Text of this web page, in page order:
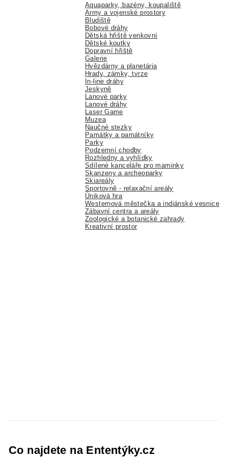
Aquaparky, bazény, koupaliště
Army a vojenské prostory
Bludiště
Bobové dráhy
Dětská hřiště venkovní
Dětské koutky
Dopravní hřiště
Galerie
Hvězdárny a planetária
Hrady, zámky, tvrze
In-line dráhy
Jeskyně
Lanové parky
Lanové dráhy
Laser Game
Muzea
Naučné stezky
Památky a památníky
Parky
Podzemní chodby
Rozhledny a vyhlídky
Sdílené kanceláře pro maminky
Skanzeny a archeoparky
Skiareály
Sportovně - relaxační areály
Úniková hra
Westernová městečka a indiánské vesnice
Zábavní centra a areály
Zoologické a botanické zahrady
Kreativní prostor
Co najdete na Ententýky.cz